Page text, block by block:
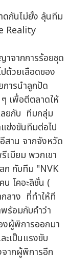
จากการร้อยชุด
ด้วยเลือดของ
ารนำลูกปัด
เพื่อตีตลาดให้
ลยกับ ทีมกลุ่ม
ข่งขันทีมต่อไป
สาน จากจังหวัด
เมียม พวกเขา
ลก กับทีม "NVK
โคอะลิชั่น (
ลาง ที่ทำให้ที
ร้อมกับคำว่า
ผู้พิการออกมา
ะเป็นแรงขับ
ากผู้พิการอีก